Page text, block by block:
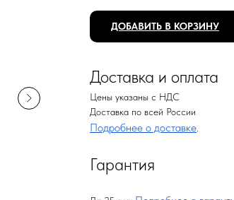
ДОБАВИТЬ В КОРЗИНУ
Доставка и оплата
Цены указаны с НДС
Доставка по всей России
Подробнее о доставке
Гарантия